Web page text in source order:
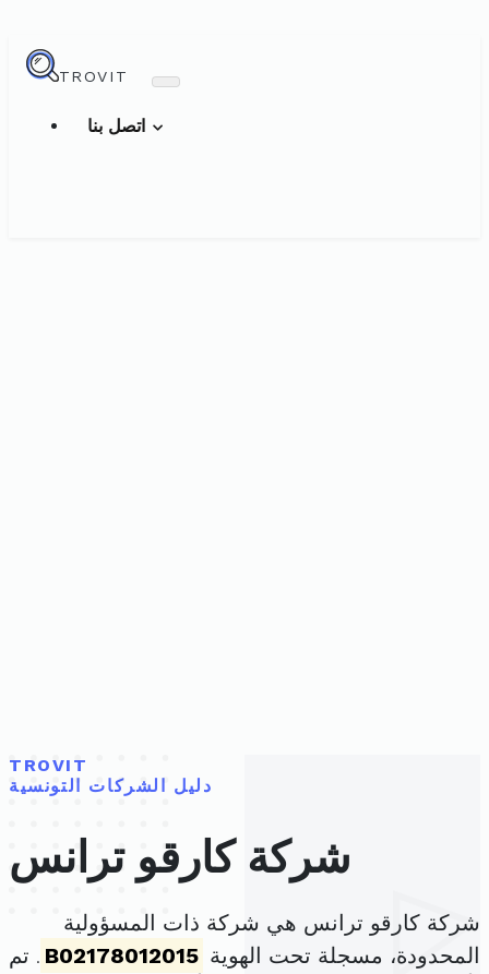
TROVIT
TROVIT
دليل الشركات التونسية
شركة كارقو ترانس
شركة كارقو ترانس هي شركة ذات المسؤولية
المحدودة، مسجلة تحت الهوية B02178012015 . تم